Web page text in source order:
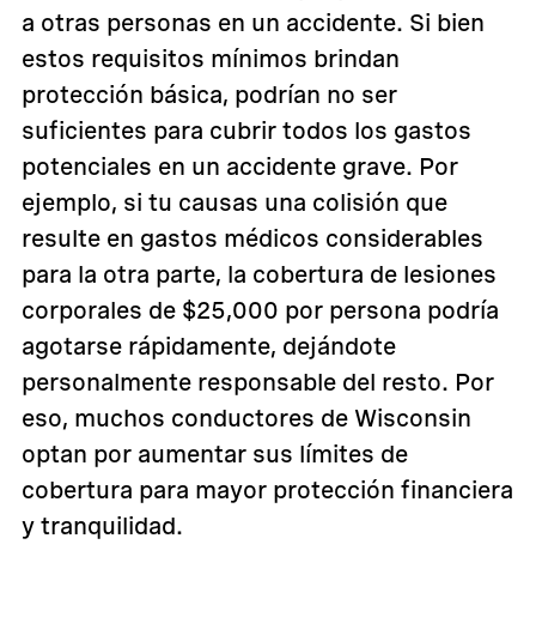
a otras personas en un accidente. Si bien
estos requisitos mínimos brindan
protección básica, podrían no ser
suficientes para cubrir todos los gastos
potenciales en un accidente grave. Por
ejemplo, si tu causas una colisión que
resulte en gastos médicos considerables
para la otra parte, la cobertura de lesiones
corporales de $25,000 por persona podría
agotarse rápidamente, dejándote
personalmente responsable del resto. Por
eso, muchos conductores de Wisconsin
optan por aumentar sus límites de
cobertura para mayor protección financiera
y tranquilidad.